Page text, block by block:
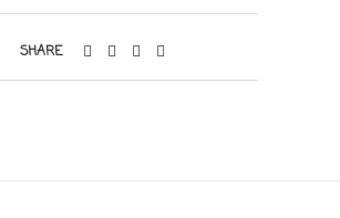
SHARE